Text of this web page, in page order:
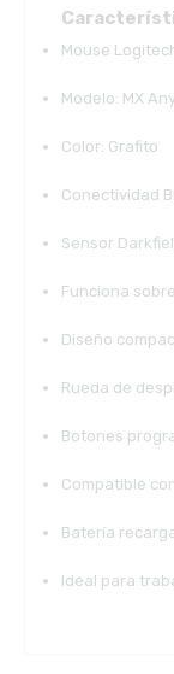
Mouse
Modelo: MX
Color: Grafito
Conectividad
Sensor
Funciona
Diseño
Rueda de
Botones
Compatible
Batería
Ideal para